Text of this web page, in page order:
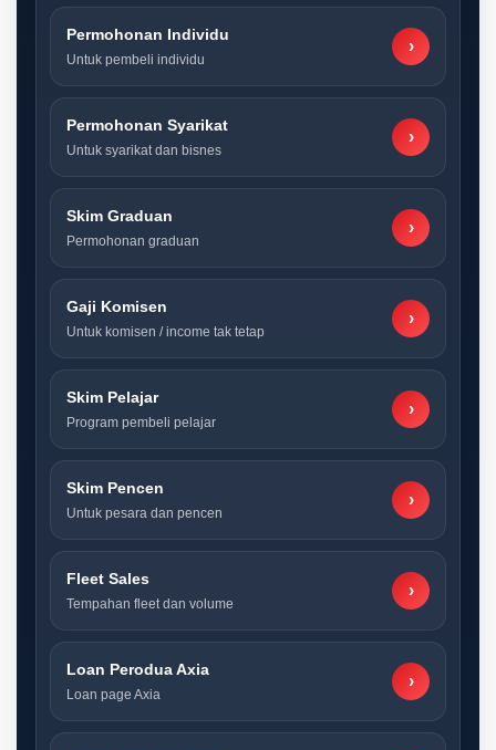
Permohonan Individu
Untuk pembeli individu
›
Permohonan Syarikat
Untuk syarikat dan bisnes
›
Skim Graduan
Permohonan graduan
›
Gaji Komisen
Untuk komisen / income tak tetap
›
Skim Pelajar
Program pembeli pelajar
›
Skim Pencen
Untuk pesara dan pencen
›
Fleet Sales
Tempahan fleet dan volume
›
Loan Perodua Axia
Loan page Axia
›